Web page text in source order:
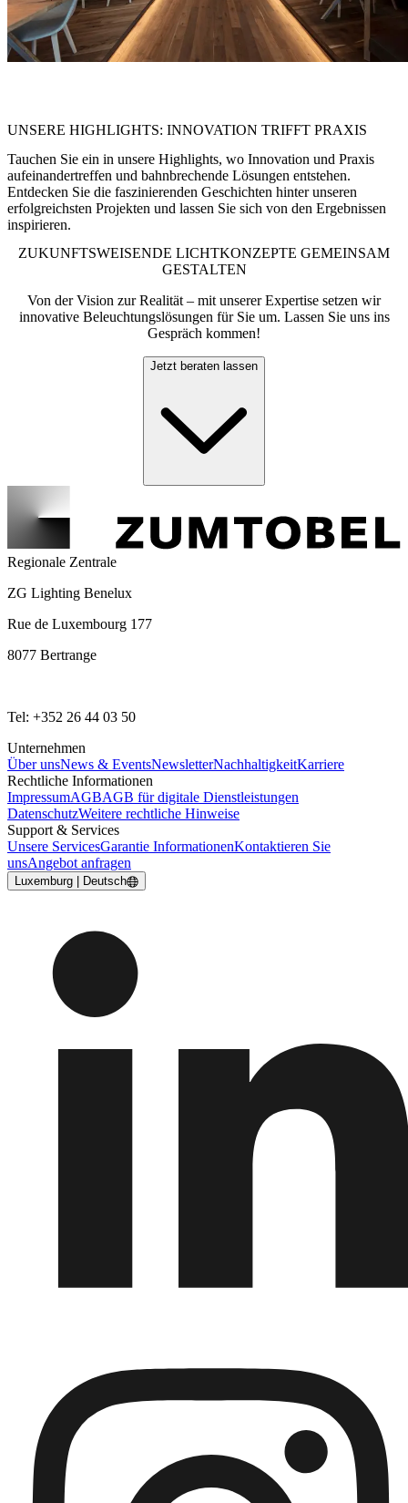
UNSERE HIGHLIGHTS: INNOVATION TRIFFT PRAXIS
Tauchen Sie ein in unsere Highlights, wo Innovation und Praxis
aufeinandertreffen und bahnbrechende Lösungen entstehen.
Entdecken Sie die faszinierenden Geschichten hinter unseren
erfolgreichsten Projekten und lassen Sie sich von den Ergebnissen
inspirieren.
ZUKUNFTSWEISENDE LICHTKONZEPTE GEMEINSAM
GESTALTEN
Von der Vision zur Realität – mit unserer Expertise setzen wir
innovative Beleuchtungslösungen für Sie um. Lassen Sie uns ins
Gespräch kommen!
Jetzt beraten lassen
Regionale Zentrale
ZG Lighting Benelux
Rue de Luxembourg 177
8077 Bertrange
Tel: +352 26 44 03 50
Unternehmen
Über unsNews & EventsNewsletterNachhaltigkeitKarriere
Rechtliche Informationen
ImpressumAGBAGB für digitale Dienstleistungen
DatenschutzWeitere rechtliche Hinweise
Support & Services
Unsere ServicesGarantie InformationenKontaktieren Sie
unsAngebot anfragen
Luxemburg | Deutsch